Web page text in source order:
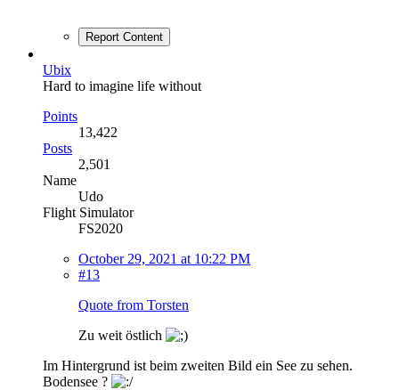
Report Content
Ubix
Hard to imagine life without
Points
13,422
Posts
2,501
Name
Udo
Flight Simulator
FS2020
October 29, 2021 at 10:22 PM
#13
Quote from Torsten
Zu weit östlich
Im Hintergrund ist beim zweiten Bild ein See zu sehen.
Bodensee ?